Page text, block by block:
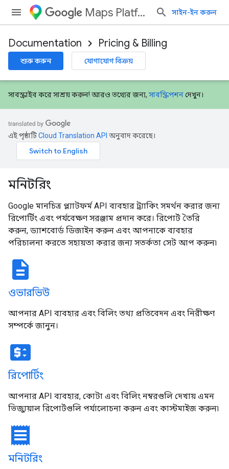
Maps Platform সাইন-ইন করুন
Documentation Pricing & Billing
শুরু করুন যোগাযোগ বিক্রয়
সাবস্ক্রাইব করে সাশ্রয় করুন! আরও তথ্যের জন্য, সাবস্ক্রিপশনদেখুন।
এই পৃষ্ঠাটিCloud Translation API অনুবাদ করেছে।
মনিটরিং
Google মানচিত্র প্ল্যাটফর্ম API ব্যবহার ট্র্যাকিং সমর্থন করার জন্য
রিপোর্টিং এবং পর্যবেক্ষণ সরঞ্জাম প্রদান করে। রিপোর্ট তৈরি
করুন, ড্যাশবোর্ড ডিজাইন করুন এবং আপনাকে ব্যবহার
পরিচালনা করতে সহায়তা করার জন্য সতর্কতা সেট আপ করুন৷
description
ওভারভিউ
আপনার API ব্যবহার এবং বিলিং তথ্য প্রতিবেদন এবং নিরীক্ষণ
সম্পর্কে জানুন।
price_change
রিপোর্টিং
আপনার API ব্যবহার, কোটা এবং বিলিং নম্বরগুলি দেখায় এমন
ভিজ্যুয়াল রিপোর্টগুলি পর্যালোচনা করুন এবং কাস্টমাইজ করুন৷
receipt
মনিটরিং